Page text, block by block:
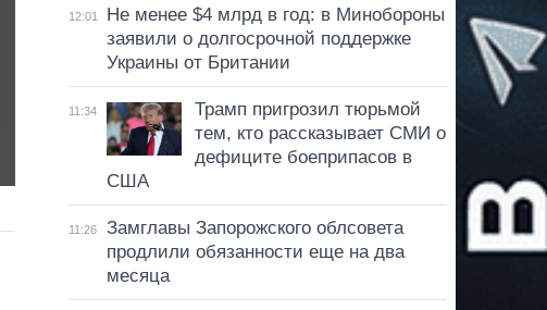
12:01
Не менее $4 млрд в год: в Минобороны
заявили о долгосрочной поддержке
Украины от Британии
11:34
Трамп пригрозил тюрьмой
тем, кто рассказывает СМИ о
дефиците боеприпасов в
США
11:26
Замглавы Запорожского облсовета
продлили обязанности еще на два
месяца